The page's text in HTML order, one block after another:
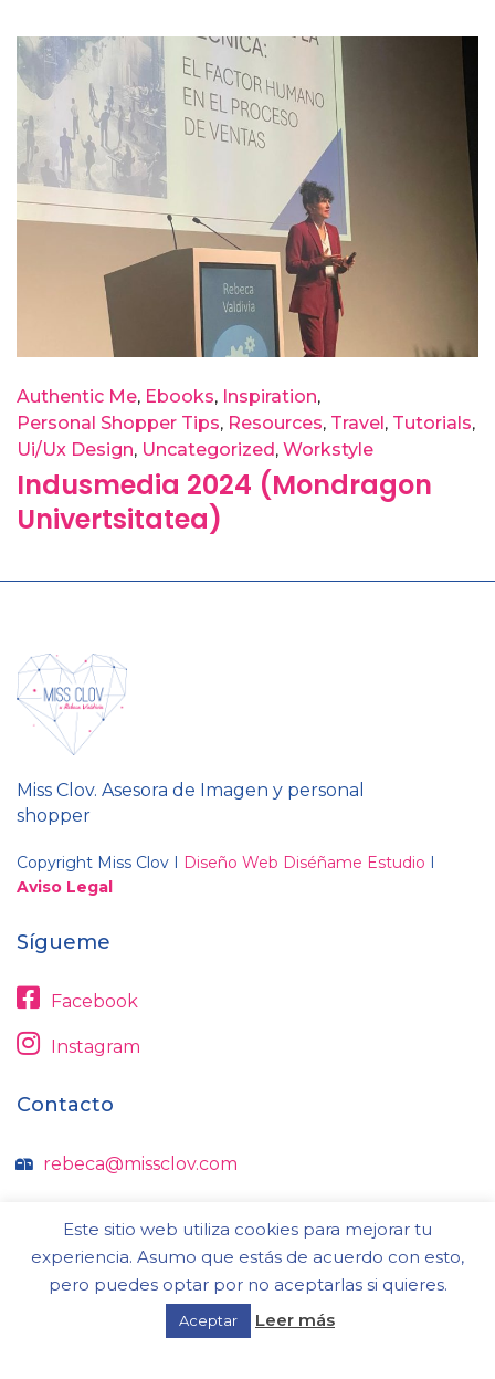
Authentic Me Ebooks
Inspiration
Personal Shopper Tips Resources Travel
Tutorials
Ui/Ux Design Uncategorized Workstyle
Indusmedia 2024 (Mondragon
Univertsitatea)
Miss Clov. Asesora de Imagen y personal
shopper
Copyright Miss Clov I Diseño Web Diséñame Estudio I
Aviso Legal
Sígueme
Facebook
Instagram
Contacto
rebeca@missclov.com
© Miss Clov
Este sitio web utiliza cookies para mejorar tu
experiencia. Asumo que estás de acuerdo con esto,
pero puedes optar por no aceptarlas si quieres.
Aceptar Leer más